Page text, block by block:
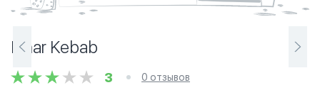
Pinar Kebab
3 0 отзывов